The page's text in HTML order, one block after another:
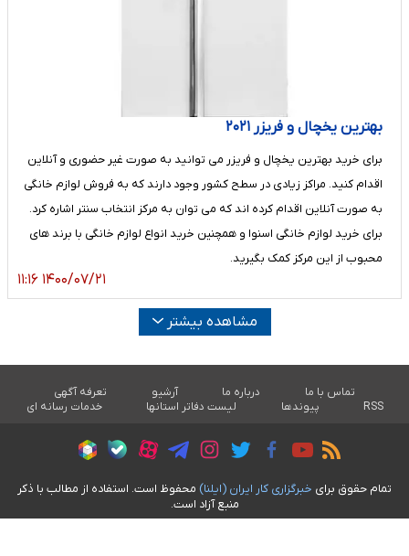
بهترین یخچال و فریزر ۲۰۲۱
برای خرید بهترین یخچال و فریزر می توانید به صورت غیر حضوری و آنلاین
اقدام کنید. مراکز زیادی در سطح کشور وجود دارند که به فروش لوازم خانگی
به صورت آنلاین اقدام کرده اند که می توان به مرکز انتخاب سنتر اشاره کرد.
برای خرید لوازم خانگی اسنوا و همچنین خرید انواع لوازم خانگی با برند های
محبوب از این مرکز کمک بگیرید.
۱۴۰۰/۰۷/۲۱ ۱۱:۱۶
مشاهده بیشتر
تماس با ما درباره ما آرشیو
تعرفه آگهی
RSS
پیوندها لیست دفاتر استانها خدمات رسانه ای
تمام حقوق برای خبرگزاری کار ايران (ايلنا) محفوظ است. استفاده از مطالب با ذکر
منبع آزاد است.